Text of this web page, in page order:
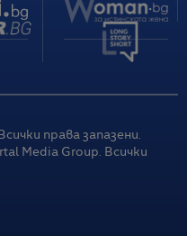
права запазени.
Media Group. Всички